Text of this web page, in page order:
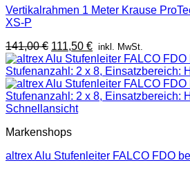
Vertikalrahmen 1 Meter Krause
XS-P
141,00€ Ursprünglicher
Preis
war:
141,00 €
111,50 €Aktueller
Preis
ist:
111,50 €.
inkl. MwSt.
Schnellansicht
Markenshops
altrex Alu Stufenleiter FALCO FDO